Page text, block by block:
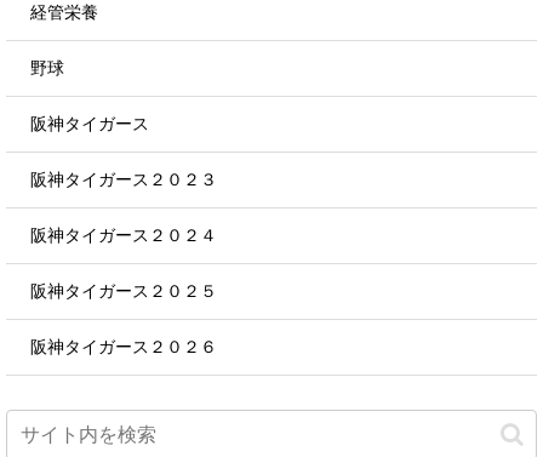
経管栄養
野球
阪神タイガース
阪神タイガース２０２３
阪神タイガース２０２４
阪神タイガース２０２５
阪神タイガース２０２６